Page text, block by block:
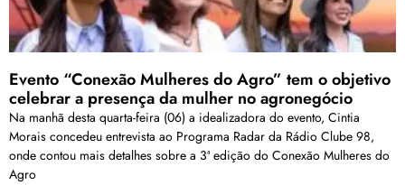
Evento “Conexão Mulheres do Agro” tem o objetivo
celebrar a presença da mulher no agronegócio
Na manhã desta quarta-feira (06) a idealizadora do evento, Cintia
Morais concedeu entrevista ao Programa Radar da Rádio Clube 98,
onde contou mais detalhes sobre a 3ª edição do Conexão Mulheres do
Agro